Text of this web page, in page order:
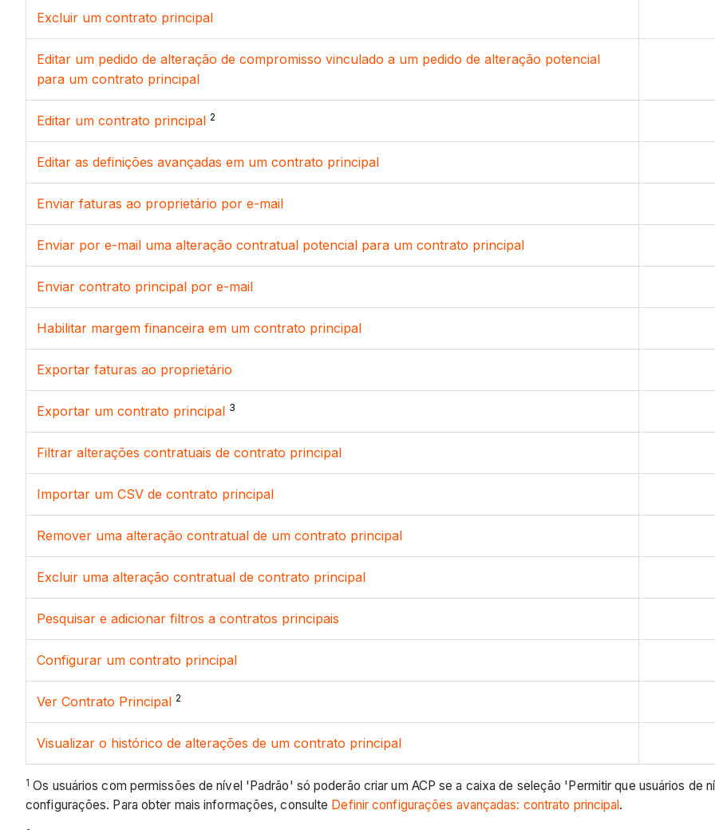
Excluir um contrato principal
Editar um pedido de alteração de compromisso vinculado a um pedido de alteração potencial
para um contrato principal
Editar um contrato principal 2
Editar as definições avançadas em um contrato principal
Enviar faturas ao proprietário por e-mail
Enviar por e-mail uma alteração contratual potencial para um contrato principal
Enviar contrato principal por e-mail
Habilitar margem financeira em um contrato principal
Exportar faturas ao proprietário
Exportar um contrato principal 3
Filtrar alterações contratuais de contrato principal
Importar um CSV de contrato principal
Remover uma alteração contratual de um contrato principal
Excluir uma alteração contratual de contrato principal
Pesquisar e adicionar filtros a contratos principais
Configurar um contrato principal
Ver Contrato Principal 2
Visualizar o histórico de alterações de um contrato principal
1 Os usuários com permissões de nível 'Padrão' só poderão criar um ACP se a caixa de seleção 'Permitir que usuários de
configurações. Para obter mais informações, consulte Definir configurações avançadas: contrato principal .